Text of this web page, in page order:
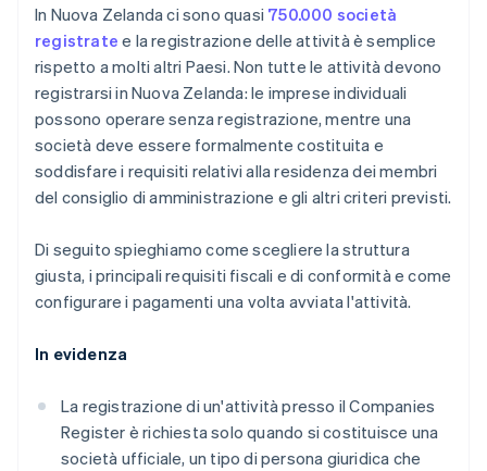
Predisporre sistemi di registrazione e contabilità
Proteggere il brand
Formalizzare gli accordi
Stabilire un sistema per accettare pagamenti
Acquisto di azioni senza contanti da parte del
fondatore
Presentazione automatica della dichiarazione
fiscale 83(b)
Documenti legali aziendali con idoneità globale
Un anno gratuito di Stripe Payments, più 50.000
USD in crediti e sconti offerti dai partner
In Nuova Zelanda ci sono quasi 750.000 società
registrate e la registrazione delle attività è semplice
rispetto a molti altri Paesi. Non tutte le attività devono
registrarsi in Nuova Zelanda: le imprese individuali
possono operare senza registrazione, mentre una
società deve essere formalmente costituita e
soddisfare i requisiti relativi alla residenza dei membri
del consiglio di amministrazione e gli altri criteri previsti.
Di seguito spieghiamo come scegliere la struttura
giusta, i principali requisiti fiscali e di conformità e come
configurare i pagamenti una volta avviata l'attività.
In evidenza
La registrazione di un'attività presso il Companies
Register è richiesta solo quando si costituisce una
società ufficiale, un tipo di persona giuridica che